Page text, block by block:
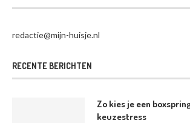
redactie@mijn-huisje.nl
RECENTE BERICHTEN
Zo kies je een
keuzestress